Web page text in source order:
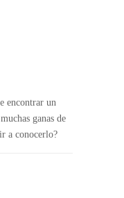
encontrar un
ganas de
a conocerlo?